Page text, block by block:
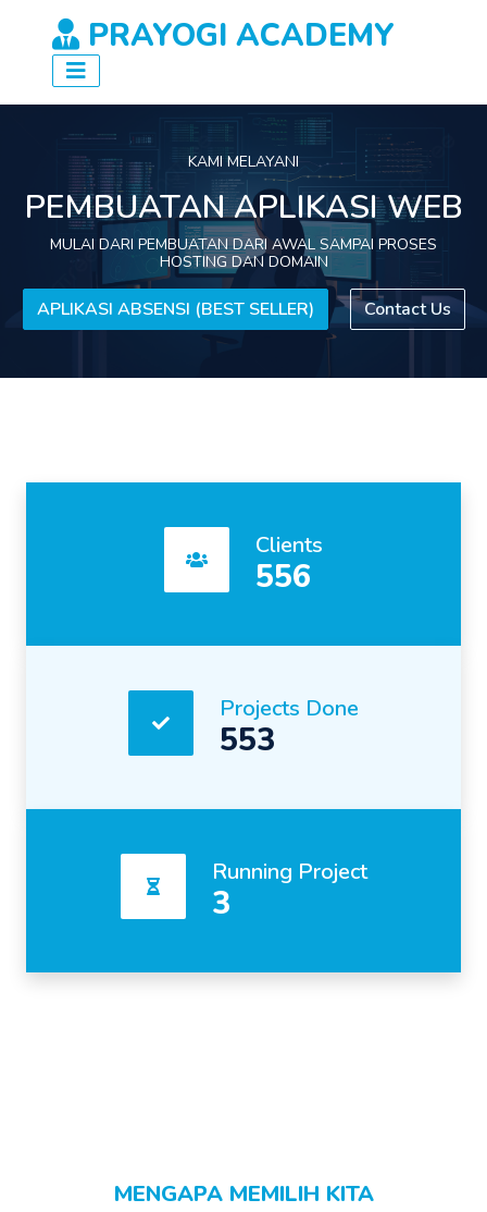
PRAYOGI ACADEMY
KAMI MELAYANI
PEMBUATAN APLIKASI WEB
MULAI DARI PEMBUATAN DARI AWAL SAMPAI PROSES
HOSTING DAN DOMAIN
APLIKASI ABSENSI (BEST SELLER) Contact Us
Clients
556
Projects Done
553
Running Project
3
MENGAPA MEMILIH KITA